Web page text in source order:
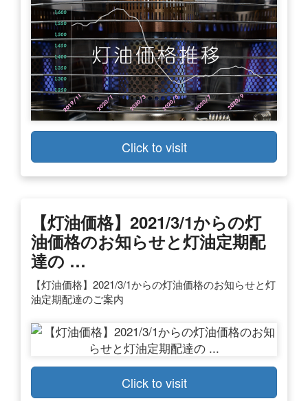
Click to visit
【灯油価格】2021/3/1からの灯
油価格のお知らせと灯油定期配
達の …
【灯油価格】2021/3/1からの灯油価格のお知らせと灯
油定期配達のご案内
Click to visit